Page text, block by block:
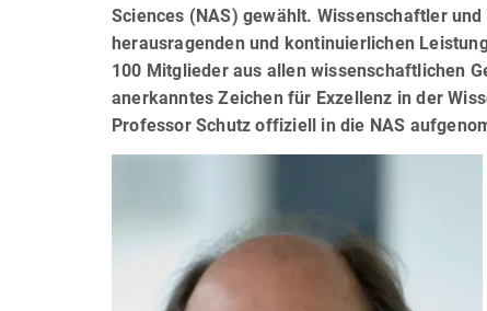
Sciences (NAS) gewählt. Wissenschaftler
herausragenden und kontinuierlichen
100 Mitglieder aus allen wissenschaftlichen
anerkanntes Zeichen für Exzellenz in der
Professor Schutz offiziell in die NAS